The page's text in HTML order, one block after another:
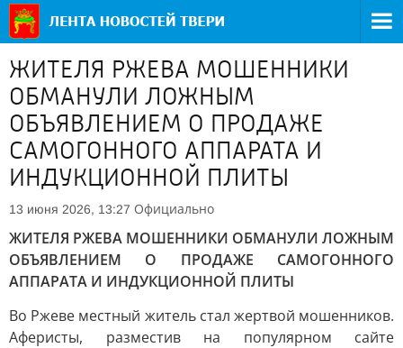
ЖИТЕЛЯ РЖЕВА МОШЕННИКИ
ОБМАНУЛИ ЛОЖНЫМ
ОБЪЯВЛЕНИЕМ О ПРОДАЖЕ
САМОГОННОГО АППАРАТА И
ИНДУКЦИОННОЙ ПЛИТЫ
13 июня 2026, 13:27 Официально
ЖИТЕЛЯ РЖЕВА МОШЕННИКИ ОБМАНУЛИ ЛОЖНЫМ
ОБЪЯВЛЕНИЕМ О ПРОДАЖЕ САМОГОННОГО
АППАРАТА И ИНДУКЦИОННОЙ ПЛИТЫ
Во Ржеве местный житель стал жертвой мошенников.
Аферисты, разместив на популярном сайте